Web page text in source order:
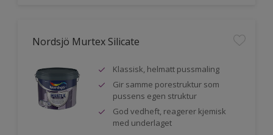
Nordsjö Murtex Silicate
Klassisk, helmatt pussmaling
Gir samme porestruktur som
pussens egen struktur
God vedheft, reagerer kjemisk
med underlaget